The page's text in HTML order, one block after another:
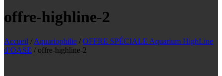
offre-highline-2
Accueil / Aquariophilie / OFFRE SPÉCIALE Aquarium HighLine
d’OASE / offre-highline-2